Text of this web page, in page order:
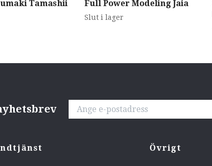
Tamashii
Full Power Modeling Jaia
Slut i lager
Övrigt